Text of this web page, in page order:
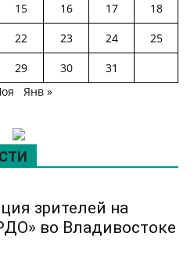
15 16 17
18
22 23 24
25
29 30
31
Янв »
зрителей на
во Владивостоке